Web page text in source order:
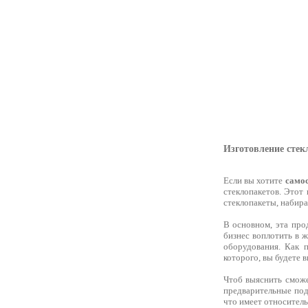
Изготовление
Если вы хотите
стеклопакетов.
стеклопакеты,
В основном, эта
бизнес воплотить в
оборудования. Как
которого, вы будете
Чтоб выяснить
предварительные
что имеет